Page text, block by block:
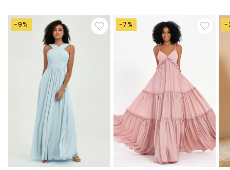
-9% -7% -